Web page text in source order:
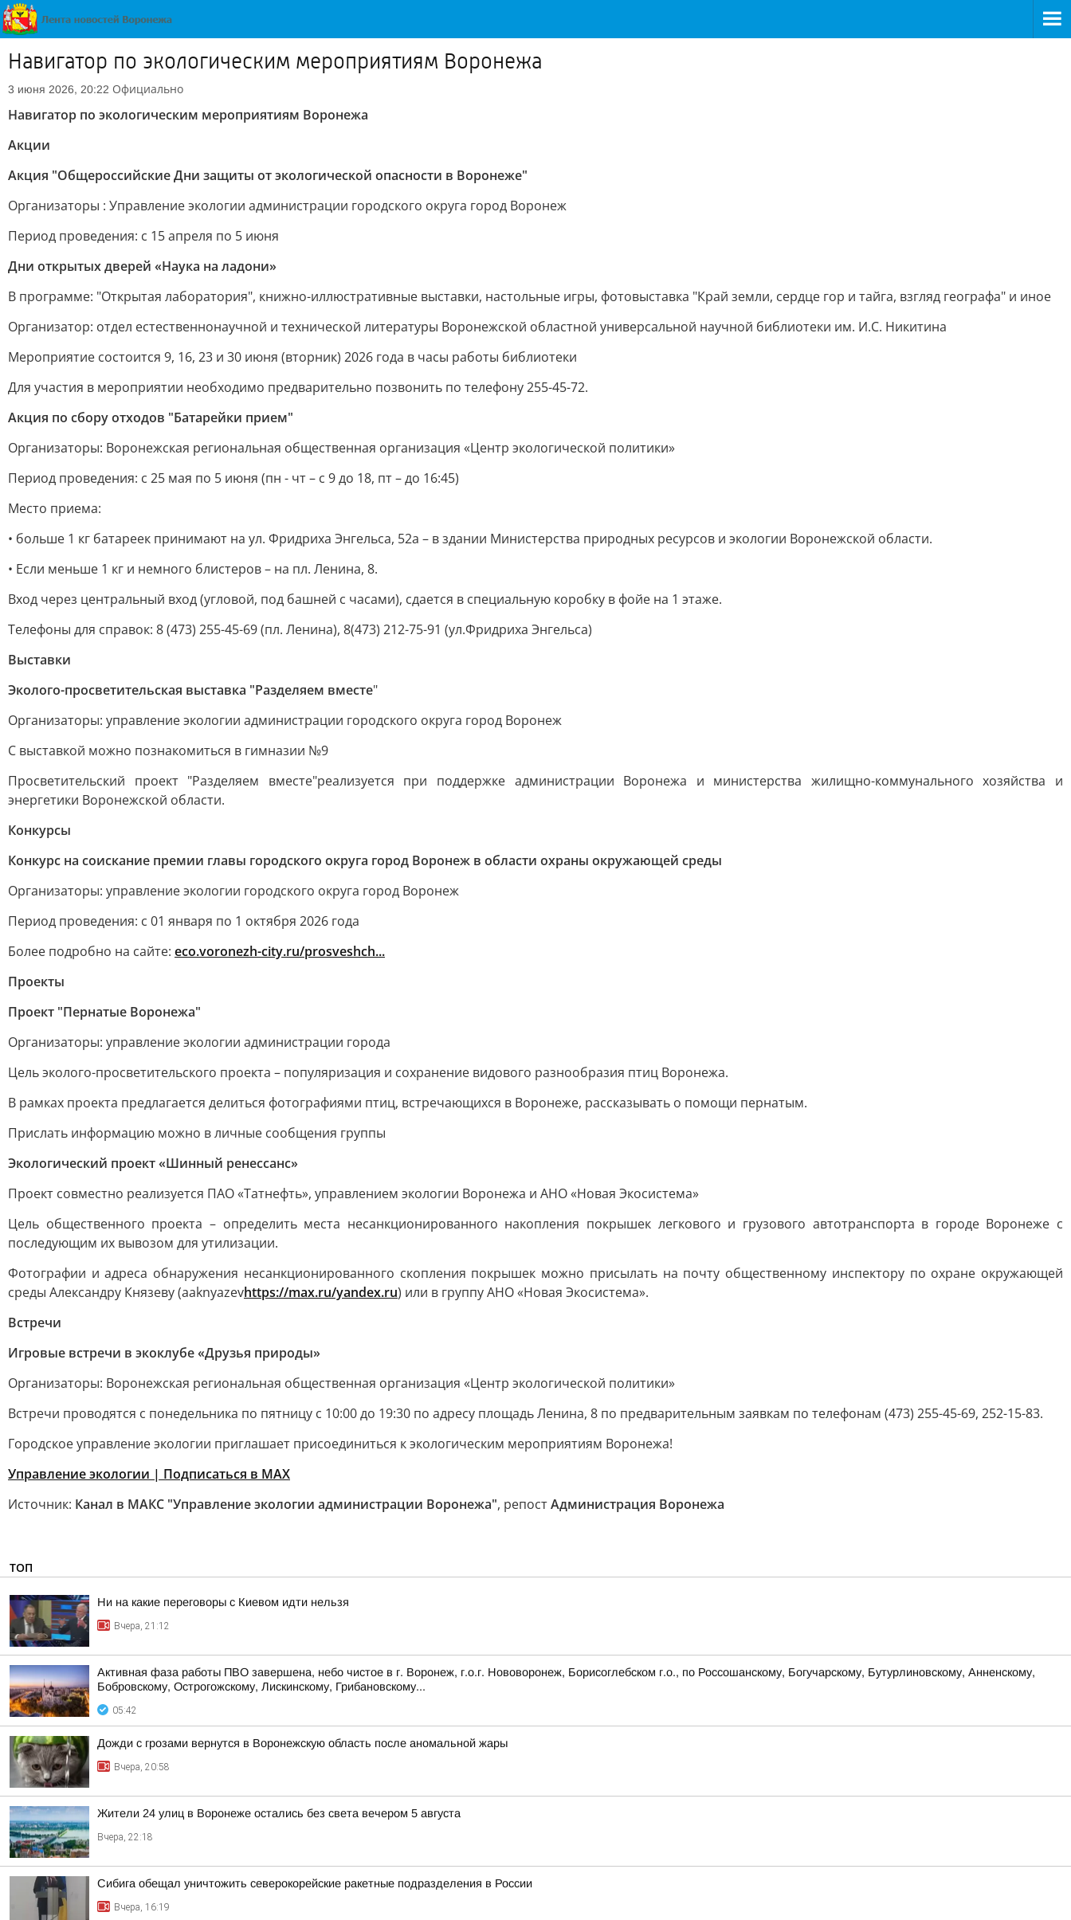
Навигатор по экологическим мероприятиям Воронежа
3 июня 2026, 20:22 Официально
Навигатор по экологическим мероприятиям Воронежа
Акции
Акция "Общероссийские Дни защиты от экологической опасности в Воронеже"
Организаторы : Управление экологии администрации городского округа город Воронеж
Период проведения: с 15 апреля по 5 июня
Дни открытых дверей «Наука на ладони»
В программе: "Открытая лаборатория", книжно-иллюстративные выставки, настольные игры, фотовыставка "Край земли, сердце гор и тайга, взгляд географа" и иное
Организатор: отдел естественнонаучной и технической литературы Воронежской областной универсальной научной библиотеки им. И.С. Никитина
Мероприятие состоится 9, 16, 23 и 30 июня (вторник) 2026 года в часы работы библиотеки
Для участия в мероприятии необходимо предварительно позвонить по телефону 255-45-72.
Акция по сбору отходов "Батарейки прием"
Организаторы: Воронежская региональная общественная организация «Центр экологической политики»
Период проведения: с 25 мая по 5 июня (пн - чт – с 9 до 18, пт – до 16:45)
Место приема:
• больше 1 кг батареек принимают на ул. Фридриха Энгельса, 52а – в здании Министерства природных ресурсов и экологии Воронежской области.
• Если меньше 1 кг и немного блистеров – на пл. Ленина, 8.
Вход через центральный вход (угловой, под башней с часами), сдается в специальную коробку в фойе на 1 этаже.
Телефоны для справок: 8 (473) 255-45-69 (пл. Ленина), 8(473) 212-75-91 (ул.Фридриха Энгельса)
Выставки
Эколого-просветительская выставка "Разделяем вместе"
Организаторы: управление экологии администрации городского округа город Воронеж
С выставкой можно познакомиться в гимназии №9
Просветительский проект "Разделяем вместе"реализуется при поддержке администрации Воронежа и министерства жилищно-коммунального хозяйства и
энергетики Воронежской области.
Конкурсы
Конкурс на соискание премии главы городского округа город Воронеж в области охраны окружающей среды
Организаторы: управление экологии городского округа город Воронеж
Период проведения: с 01 января по 1 октября 2026 года
Более подробно на сайте: eco.voronezh-city.ru/prosveshch...
Проекты
Проект "Пернатые Воронежа"
Организаторы: управление экологии администрации города
Цель эколого-просветительского проекта – популяризация и сохранение видового разнообразия птиц Воронежа.
В рамках проекта предлагается делиться фотографиями птиц, встречающихся в Воронеже, рассказывать о помощи пернатым.
Прислать информацию можно в личные сообщения группы
Экологический проект «Шинный ренессанс»
Проект совместно реализуется ПАО «Татнефть», управлением экологии Воронежа и АНО «Новая Экосистема»
Цель общественного проекта – определить места несанкционированного накопления покрышек легкового и грузового автотранспорта в городе Воронеже с
последующим их вывозом для утилизации.
Фотографии и адреса обнаружения несанкционированного скопления покрышек можно присылать на почту общественному инспектору по охране окружающей
среды Александру Князеву (aaknyazevhttps://max.ru/yandex.ru) или в группу АНО «Новая Экосистема».
Встречи
Игровые встречи в экоклубе «Друзья природы»
Организаторы: Воронежская региональная общественная организация «Центр экологической политики»
Встречи проводятся с понедельника по пятницу с 10:00 до 19:30 по адресу площадь Ленина, 8 по предварительным заявкам по телефонам (473) 255-45-69, 252-15-83.
Городское управление экологии приглашает присоединиться к экологическим мероприятиям Воронежа!
Управление экологии | Подписаться в МАХ
Источник: Канал в МАКС "Управление экологии администрации Воронежа", репостАдминистрация Воронежа
ТОП
Ни на какие переговоры с Киевом идти нельзя
Вчера, 21:12
Активная фаза работы ПВО завершена, небо чистое в г. Воронеж, г.о.г. Нововоронеж, Борисоглебском г.о., по Россошанскому, Богучарскому, Бутурлиновскому, Анненскому,
Бобровскому, Острогожскому, Лискинскому, Грибановскому...
05:42
Дожди с грозами вернутся в Воронежскую область после аномальной жары
Вчера, 20:58
Жители 24 улиц в Воронеже остались без света вечером 5 августа
Вчера, 22:18
Сибига обещал уничтожить северокорейские ракетные подразделения в России
Вчера, 16:19